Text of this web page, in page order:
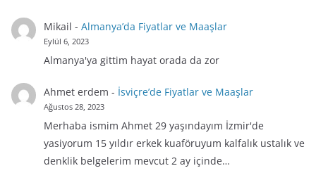
Mikail - Almanya’da Fiyatlar ve Maaşlar
Eylül 6, 2023
Almanya'ya gittim hayat orada da zor
Ahmet erdem - İsviçre’de Fiyatlar ve Maaşlar
Ağustos 28, 2023
Merhaba ismim Ahmet 29 yaşındayım İzmir'de
yasiyorum 15 yıldır erkek kuaföruyum kalfalık ustalık ve
denklik belgelerim mevcut 2 ay içinde…